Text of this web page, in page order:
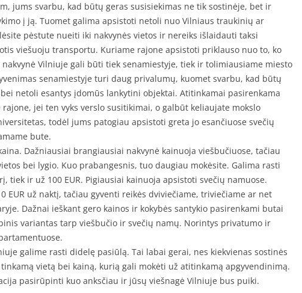
jums svarbu, kad būtų geras susisiekimas ne tik sostinėje, bet ir
į ją. Tuomet galima apsistoti netoli nuo Vilniaus traukinių ar
pėstute nueiti iki nakvynės vietos ir nereiks išlaidauti taksi
viešuoju transportu. Kuriame rajone apsistoti priklauso nuo to, ko
Vilniuje gali būti tiek senamiestyje, tiek ir tolimiausiame miesto
senamiestyje turi daug privalumų, kuomet svarbu, kad būtų
netoli esantys įdomūs lankytini objektai. Atitinkamai pasirenkama
jei ten vyks verslo susitikimai, o galbūt keliaujate mokslo
todėl jums patogiau apsistoti greta jo esančiuose svečių
bute.
Dažniausiai brangiausiai nakvynė kainuoja viešbučiuose, tačiau
bei lygio. Kuo prabangesnis, tuo daugiau mokėsite. Galima rasti
tiek ir už 100 EUR. Pigiausiai kainuoja apsistoti svečių namuose.
EUR už naktį, tačiau gyventi reikės dviviečiame, triviečiame ar net
Dažnai ieškant gero kainos ir kokybės santykio pasirenkami butai
variantas tarp viešbučio ir svečių namų. Norintys privatumo ir
galime rasti didelę pasiūlą. Tai labai gerai, nes kiekvienas sostinės
vietą bei kainą, kurią gali mokėti už atitinkamą apgyvendinimą.
pasirūpinti kuo anksčiau ir jūsų viešnagė Vilniuje bus puiki.